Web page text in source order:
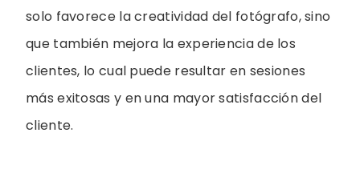
solo favorece la creatividad del fotógrafo, sino
que también mejora la experiencia de los
clientes, lo cual puede resultar en sesiones
más exitosas y en una mayor satisfacción del
cliente.